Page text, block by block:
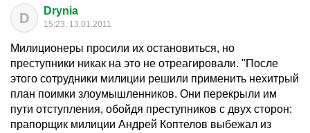
D Drynia
15:23, 13.01.2011
Милиционеры просили их остановиться, но
преступники никак на это не отреагировали. "После
этого сотрудники милиции решили применить нехитрый
план поимки злоумышленников. Они перекрыли им
пути отступления, обойдя преступников с двух сторон:
прапорщик милиции Андрей Коптелов выбежал из